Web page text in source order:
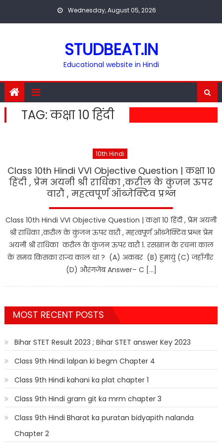
Wednesday, August 05, 2026
STUDBEAT.IN
Educational website in Hindi
TAG:कक्षा 10 हिंदी
10th Hindi
Class 10th Hindi VVI Objective Question | कक्षा 10
हिंदी , प्रेम अयनी श्री राधिका ,करील के कुंजन ऊपर
वारौ , महत्वपूर्ण ऑब्जेक्टिव प्रश्न
Class 10th Hindi VVI Objective Question | कक्षा 10 हिंदी , प्रेम अयनी
श्री राधिका ,करील के कुंजन ऊपर वारौ , महत्वपूर्ण ऑब्जेक्टिव प्रश्न प्रेम
अयनी श्री राधिका करील के कुंजन ऊपर वारौ 1. रसखान के रचना काल
के समय किसका राज्य काल था ? (A) अकबर (B) हुमायुं (C) जहाँगीर
(D) औरंगजेब Answer– C […]
MOST RECENT POSTS
Bihar STET Result 2023 ; Bihar STET answer Key 2023
Class 9th Hindi lalpan ki begm Chapter 4
Class 9th Hindi kahani ka plat chapter 1
Class 9th Hindi gram git ka mrm chapter 3
Class 9th Hindi Bharat ka puratan bidyapith nalanda
Chapter 2